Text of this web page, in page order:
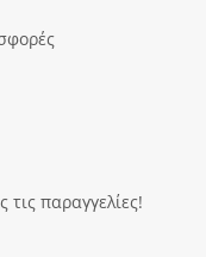
παραγγελίες!